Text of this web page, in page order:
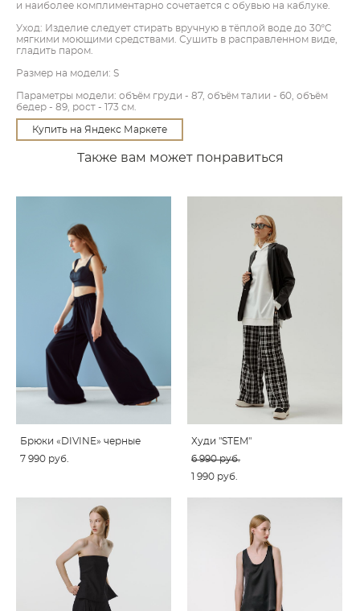
и наиболее комплиментарно сочетается с обувью на каблуке.
Уход: Изделие следует стирать вручную в тёплой воде до 30ºC
мягкими моющими средствами. Сушить в расправленном виде,
гладить паром.
Размер на модели: S
Параметры модели: объём груди - 87, объём талии - 60, объём
бедер - 89, рост - 173 см.
Купить на Яндекс Маркете
Также вам может понравиться
Брюки «DIVINE» черные
7 990 pуб.
Худи "STEM"
6 990 pуб.
1 990 pуб.